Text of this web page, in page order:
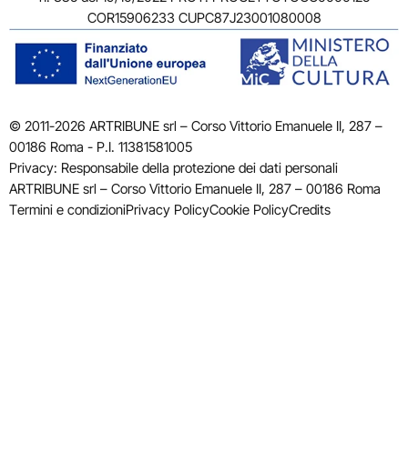
COR15906233 CUPC87J23001080008
© 2011-2026 ARTRIBUNE srl – Corso Vittorio Emanuele II, 287 –
00186 Roma - P.I. 11381581005
Privacy: Responsabile della protezione dei dati personali
ARTRIBUNE srl – Corso Vittorio Emanuele II, 287 – 00186 Roma
Termini e condizioniPrivacy PolicyCookie PolicyCredits